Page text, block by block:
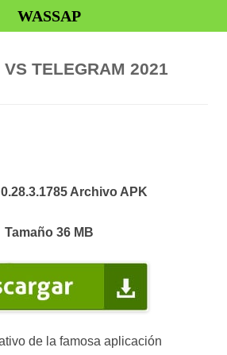
TELEGRAM 2021
Archivo APK
Tamaño 36 MB
de la famosa aplicación
WASSAP